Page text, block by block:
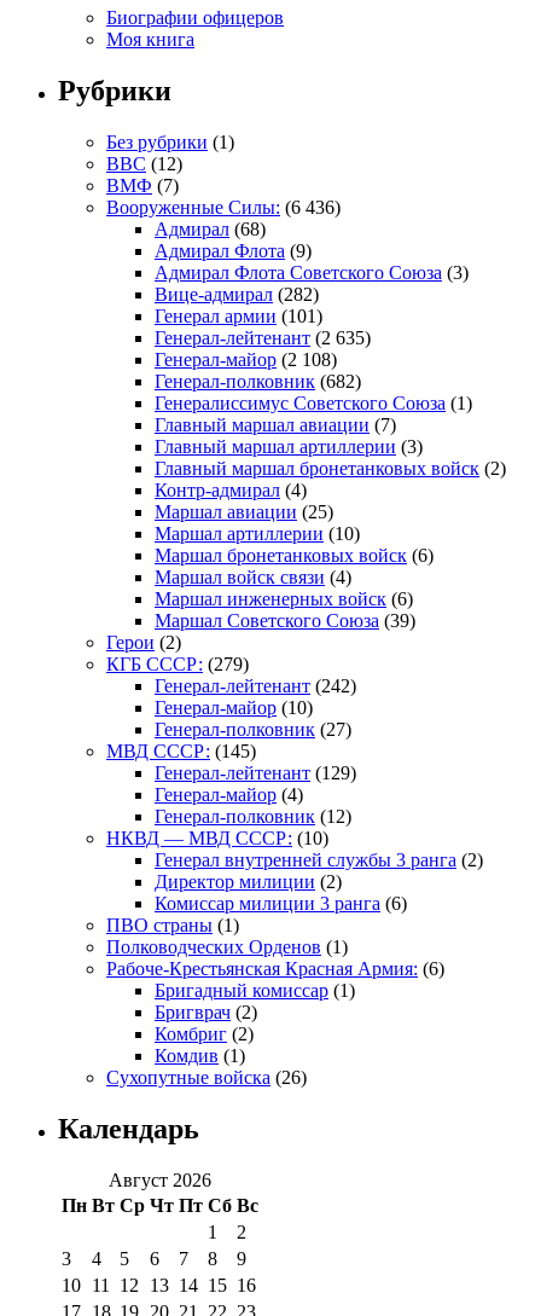
Биографии офицеров
Моя книга
Рубрики
Без рубрики (1)
ВВС (12)
ВМФ (7)
Вооруженные Силы: (6 436)
Адмирал (68)
Адмирал Флота (9)
Адмирал Флота Советского Союза (3)
Вице-адмирал (282)
Генерал армии (101)
Генерал-лейтенант (2 635)
Генерал-майор (2 108)
Генерал-полковник (682)
Генералиссимус Советского Союза (1)
Главный маршал авиации (7)
Главный маршал артиллерии (3)
Главный маршал бронетанковых войск (2)
Контр-адмирал (4)
Маршал авиации (25)
Маршал артиллерии (10)
Маршал бронетанковых войск (6)
Маршал войск связи (4)
Маршал инженерных войск (6)
Маршал Советского Союза (39)
Герои (2)
КГБ СССР: (279)
Генерал-лейтенант (242)
Генерал-майор (10)
Генерал-полковник (27)
МВД СССР: (145)
Генерал-лейтенант (129)
Генерал-майор (4)
Генерал-полковник (12)
НКВД — МВД СССР: (10)
Генерал внутренней службы 3 ранга (2)
Директор милиции (2)
Комиссар милиции 3 ранга (6)
ПВО страны (1)
Полководческих Орденов (1)
Рабоче-Крестьянская Красная Армия: (6)
Бригадный комиссар (1)
Бригврач (2)
Комбриг (2)
Комдив (1)
Сухопутные войска (26)
Календарь
Август 2026
Пн Вт Ср Чт Пт Сб Вс
1
2
3
4 5 6 7 8
9
10 11 12 13 14 15 16
17 18 19 20 21 22 23